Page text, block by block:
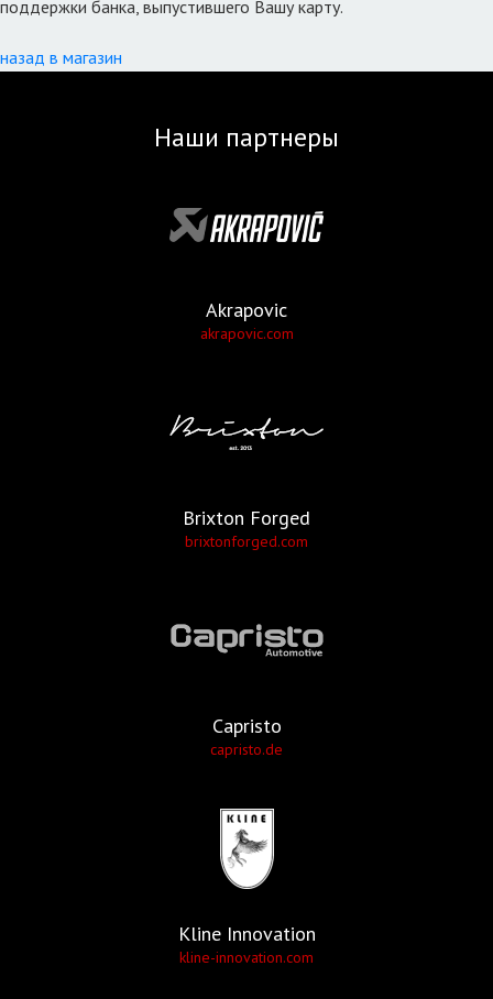
поддержки банка, выпустившего Вашу карту.
назад в магазин
Наши партнеры
Akrapovic
akrapovic.com
Brixton Forged
brixtonforged.com
Capristo
capristo.de
Kline Innovation
kline-innovation.com